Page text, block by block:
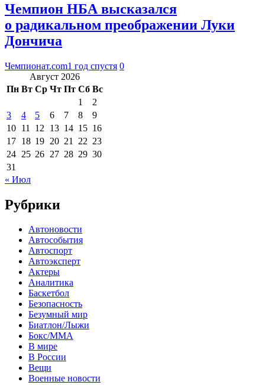
Чемпион НБА высказался
о радикальном преображении Луки
Дончича
Чемпионат.com1 год спустя 0
Август 2026
Пн Вт Ср Чт Пт Сб Вс
1
2
3
4 5 6 7 8
9
10 11 12 13 14 15 16
17 18 19 20 21 22 23
24 25 26 27 28 29 30
31
« Июл
Рубрики
Автоновости
Автособытия
Автоспорт
Автоэксперт
Актеры
Аналитика
Баскетбол
Безопасность
Безумный мир
Биатлон/Лыжи
Бокс/MMA
В мире
В России
Вещи
Военные новости